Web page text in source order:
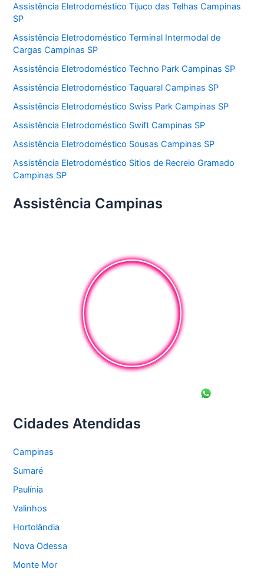
Assistência Eletrodoméstico Tijuco das Telhas Campinas
SP
Assistência Eletrodoméstico Terminal Intermodal de
Cargas Campinas SP
Assistência Eletrodoméstico Techno Park Campinas SP
Assistência Eletrodoméstico Taquaral Campinas SP
Assistência Eletrodoméstico Swiss Park Campinas SP
Assistência Eletrodoméstico Swift Campinas SP
Assistência Eletrodoméstico Sousas Campinas SP
Assistência Eletrodoméstico Sitios de Recreio Gramado
Campinas SP
Assistência Campinas
Cidades Atendidas
Campinas
Sumaré
Paulínia
Valinhos
Hortolândia
Nova Odessa
Monte Mor